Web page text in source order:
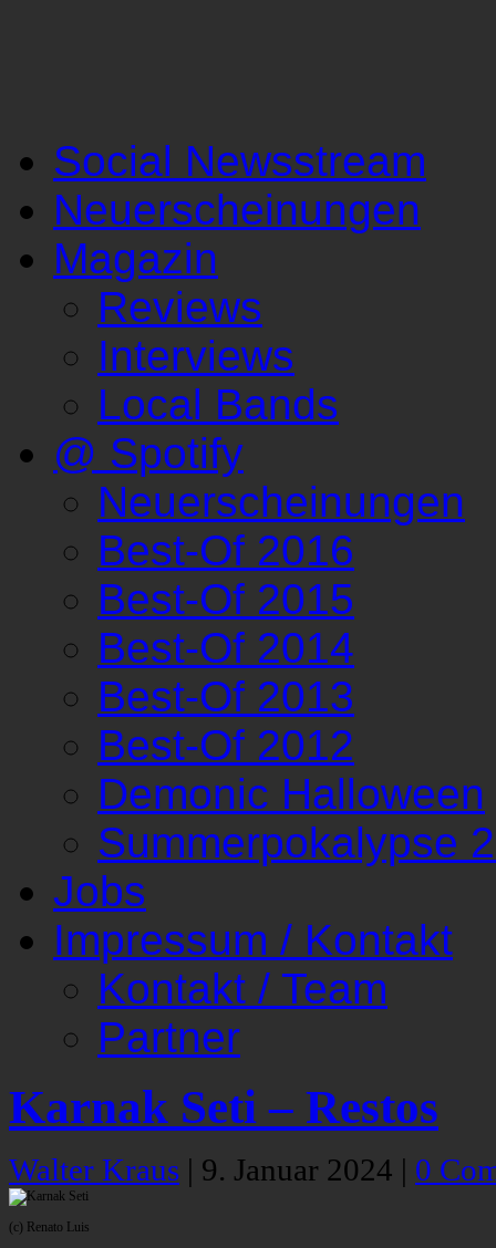
Social Newsstream
Neuerscheinungen
Magazin
Reviews
Interviews
Local Bands
@ Spotify
Neuerscheinungen
Best-Of 2016
Best-Of 2015
Best-Of 2014
Best-Of 2013
Best-Of 2012
Demonic Halloween
Summerpokalypse
Jobs
Impressum / Kontakt
Kontakt / Team
Partner
Karnak Seti – Restos
Walter Kraus | 9. Januar 2024 | 0
(c) Renato Luis